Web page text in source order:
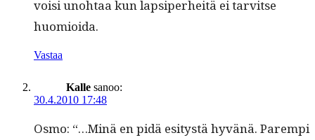
voisi uno­htaa kun lap­siper­heitä ei tarvitse
huomioida.
Vastaa
Kalle sanoo:
30.4.2010 17:48
Osmo: “…Minä en pidä esi­tys­tä hyvänä. Parem­pi